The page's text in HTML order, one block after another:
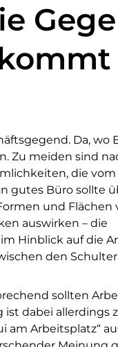
Da, wo
Zu meiden sind
die
gutes Büro sollte
und Flächen
auswirken – die
Hinblick auf die
den
sollten
dabei allerdings
Arbeitsplatz“